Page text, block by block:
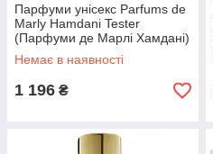
Парфуми унісекс Parfums de
Marly Hamdani Tester
(Парфуми де Марлі Хамдані)
Парфумована вода 125 ml/
мл Тестер
Немає в наявності
1 196 ₴